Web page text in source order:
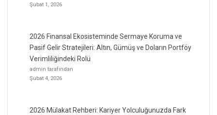
Şubat 1, 2026
2026 Finansal Ekosisteminde Sermaye Koruma ve
Pasif Gelir Stratejileri: Altın, Gümüş ve Doların Portföy
Verimliliğindeki Rolü
admin tarafından
Şubat 4, 2026
2026 Mülakat Rehberi: Kariyer Yolculuğunuzda Fark